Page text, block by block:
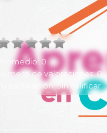
Promedio: 0
Número de valoraciones:0
Tu calificación:Sin calificar